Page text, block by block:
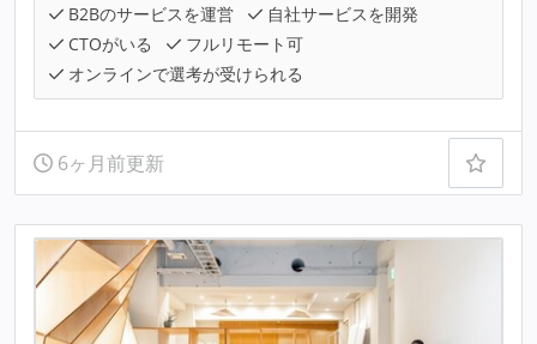
B2Bのサービスを運営
自社サービスを開発
CTOがいる
フルリモート可
オンラインで選考が受けられる
6ヶ月前更新